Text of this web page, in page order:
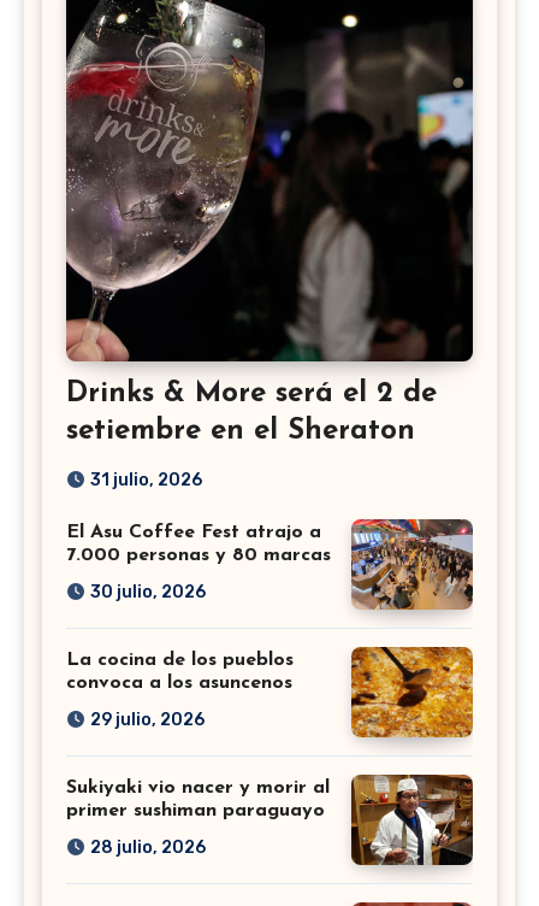
Drinks & More será el 2 de
setiembre en el Sheraton
31 julio, 2026
El Asu Coffee Fest atrajo a
7.000 personas y 80 marcas
30 julio, 2026
La cocina de los pueblos
convoca a los asuncenos
29 julio, 2026
Sukiyaki vio nacer y morir al
primer sushiman paraguayo
28 julio, 2026